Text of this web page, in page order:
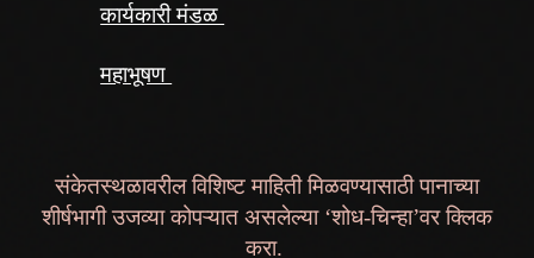
कार्यकारी मंडळ
महाभूषण
संकेतस्थळावरील विशिष्ट माहिती मिळवण्यासाठी पानाच्या
शीर्षभागी उजव्या कोपऱ्यात असलेल्या ‘शोध-चिन्हा’वर क्लिक
करा.